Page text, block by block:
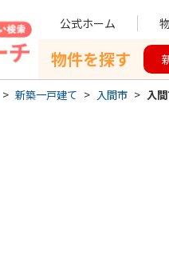
公式ホーム
物件を探す
> 新築一戸建て > 入間市 > 入